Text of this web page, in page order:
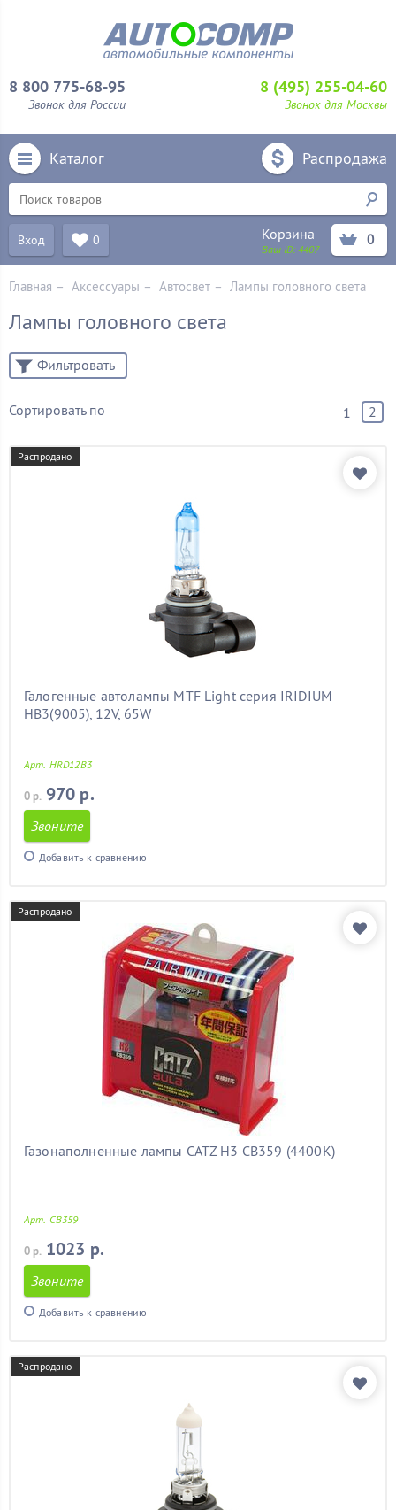
8 800 775-68-95
Звонок для России
8 (495) 255-04-60
Звонок для Москвы
Каталог Распродажа
Вход 0 Корзина
Ваш ID:4407
0
Главная – Аксессуары – Aвтосвет – Лампы головного света
Лампы головного света
1 2
Сортировать по
Распродано
Галогенные автолампы MTF Light серия IRIDIUM
HB3(9005), 12V, 65W
Арт. HRD12B3
0 р. 970 р.
Звоните
Добавить к сравнению
Распродано
Газонаполненные лампы CATZ H3 CB359 (4400К)
Арт. CB359
0 р. 1023 р.
Звоните
Добавить к сравнению
Распродано
Тип цоколя
Ксеноновые
(103)
Потребляемая мощность
Показать товары
Фильтровать